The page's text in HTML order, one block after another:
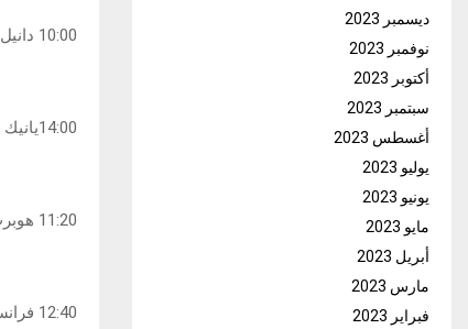
10:00 دانيل مدفيدف ـ آلكسندر بوبليك
14:00يانيك سينر ـ كارن خاشانوف
11:20 هوبرت هوركاز ـ تايلور فريتز
12:40 فرانسيسكو كوروندولو ـ ساشا زفيرف
ديسمبر 2023
نوفمبر 2023
أكتوبر 2023
سبتمبر 2023
أغسطس 2023
يوليو 2023
يونيو 2023
مايو 2023
أبريل 2023
مارس 2023
فبراير 2023